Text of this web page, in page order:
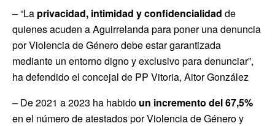
– “La privacidad, intimidad y confidencialidad de
quienes acuden a Aguirrelanda para poner una denuncia
por Violencia de Género debe estar garantizada
mediante un entorno digno y exclusivo para denunciar”,
ha defendido el concejal de PP Vitoria, Aitor González
– De 2021 a 2023 ha habido un incremento del 67,5%
en el número de atestados por Violencia de Género y